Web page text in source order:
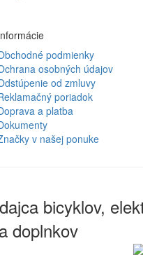
podmienky
osobných údajov
od zmluvy
poriadok
a platba
v našej ponuke
bicyklov,
doplnkov